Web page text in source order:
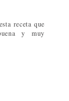
receta que
y muy